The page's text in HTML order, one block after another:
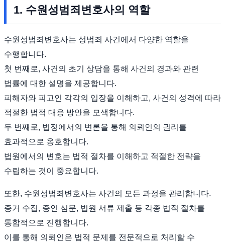
1. 수원성범죄변호사의 역할
수원성범죄변호사는 성범죄 사건에서 다양한 역할을
수행합니다.
첫 번째로, 사건의 초기 상담을 통해 사건의 경과와 관련
법률에 대한 설명을 제공합니다.
피해자와 피고인 각각의 입장을 이해하고, 사건의 성격에 따라
적절한 법적 대응 방안을 모색합니다.
두 번째로, 법정에서의 변론을 통해 의뢰인의 권리를
효과적으로 옹호합니다.
법원에서의 변호는 법적 절차를 이해하고 적절한 전략을
수립하는 것이 중요합니다.
또한, 수원성범죄변호사는 사건의 모든 과정을 관리합니다.
증거 수집, 증인 심문, 법원 서류 제출 등 각종 법적 절차를
통합적으로 진행합니다.
이를 통해 의뢰인은 법적 문제를 전문적으로 처리할 수